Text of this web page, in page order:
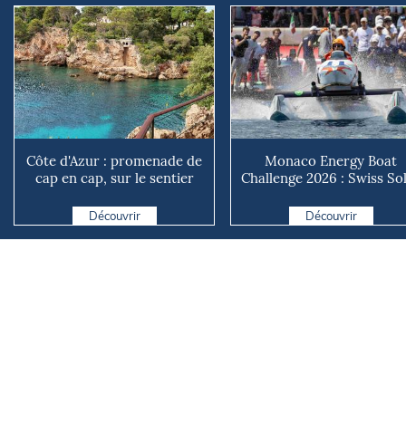
Côte d'Azur : promenade de
cap en cap, sur le sentier
Découvrir
Monaco Energy Boat
Challenge 2026 : Swiss
Découvrir